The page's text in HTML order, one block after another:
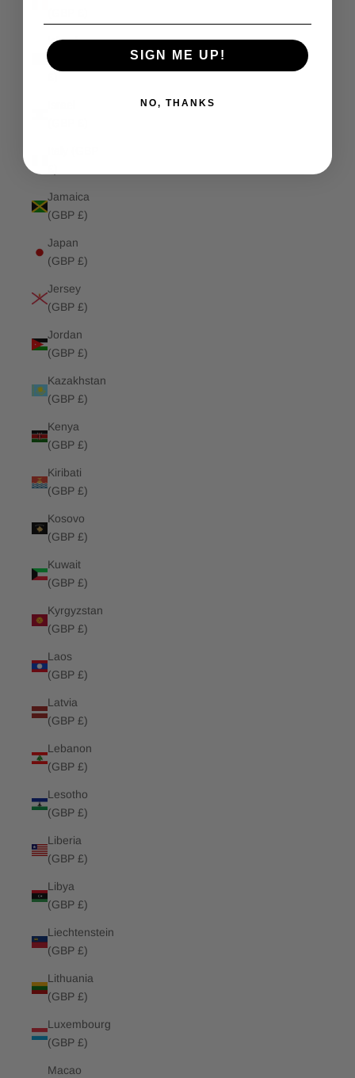
Isle of
Man (GBP
Jamaica
(GBP £)
Japan
(GBP £)
Jersey
(GBP £)
Jordan
(GBP £)
Kazakhstan
(GBP £)
Kenya
(GBP £)
Kiribati
(GBP £)
Kosovo
(GBP £)
Kuwait
(GBP £)
Kyrgyzstan
(GBP £)
Laos
(GBP £)
Latvia
(GBP £)
Lebanon
(GBP £)
Lesotho
(GBP £)
Liberia
(GBP £)
Libya
(GBP £)
Liechtenstein
(GBP £)
Lithuania
(GBP £)
Luxembourg
(GBP £)
Macao
SIGN ME UP!
NO, THANKS